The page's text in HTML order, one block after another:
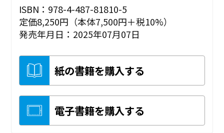
ISBN：978-4-487-81810-5
定価8,250円（本体7,500円＋税10%）
発売年月日：2025年07月07日
紙の書籍を購入する
電子書籍を購入する